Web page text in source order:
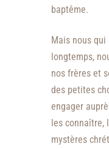
baptême.
Mais nous
longtemps,
nos frères et
des petites
engager
les connaître,
mystères